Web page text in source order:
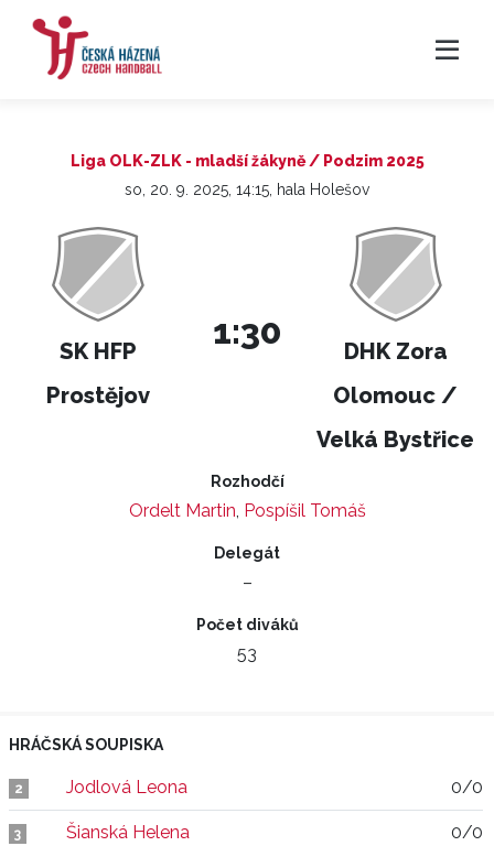
Liga OLK-ZLK - mladší žákyně / Podzim 2025
so, 20. 9. 2025, 14:15, hala Holešov
SK HFP
Prostějov
1:30
DHK Zora
Olomouc /
Velká Bystřice
Rozhodčí
Ordelt Martin, Pospíšil Tomáš
Delegát
–
Počet diváků
53
HRÁČSKÁ SOUPISKA
2 Jodlová Leona 0/0
3 Šianská Helena 0/0